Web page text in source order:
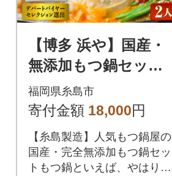
【博多 浜や】国産・
無添加もつ鍋セット
(約2人前)旨辛みそ味
[AFF018]
福岡県糸島市
寄付金額 18,000円
【糸島製造】人気もつ鍋屋の
国産・完全無添加もつ鍋セッ
トもつ鍋といえば、やはり一